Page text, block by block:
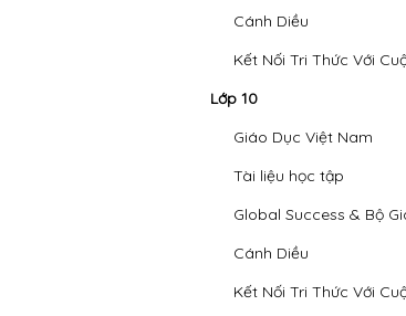
Cánh Diều
Kết Nối Tri Thức Với
Lớp 10
Giáo Dục Việt Nam
Tài liệu học tập
Global Success & Bộ
Cánh Diều
Kết Nối Tri Thức Với